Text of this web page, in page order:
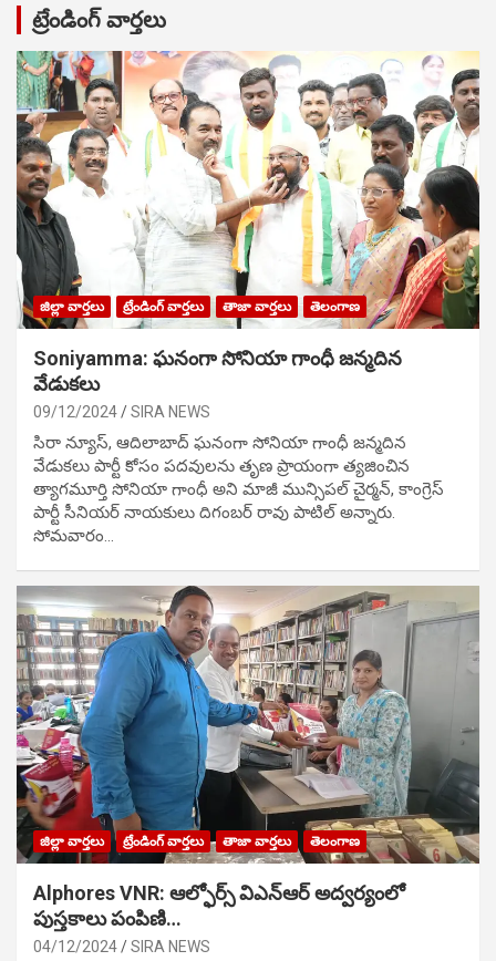
ట్రేండింగ్ వార్తలు
జిల్లా వార్తలు ట్రేండింగ్ వార్తలు తాజా వార్తలు తెలంగాణ
Soniyamma: ఘ‌నంగా సోనియా గాంధీ జ‌న్మ‌దిన
వేడుక‌లు
09/12/2024 SIRA NEWS
సిరా న్యూస్, ఆదిలాబాద్ ఘ‌నంగా సోనియా గాంధీ జ‌న్మ‌దిన
వేడుక‌లు పార్టీ కోసం ప‌ద‌వుల‌ను తృణ ప్రాయంగా త్య‌జించిన
త్యాగమూర్తి సోనియా గాంధీ అని మాజీ మున్సిప‌ల్ చైర్మ‌న్, కాంగ్రెస్
పార్టీ సీనియ‌ర్ నాయ‌కులు దిగంబ‌ర్ రావు పాటిల్ అన్నారు.
సోమవారం…
జిల్లా వార్తలు ట్రేండింగ్ వార్తలు తాజా వార్తలు తెలంగాణ
Alphores VNR: ఆల్ఫోర్స్ విఎన్ఆర్ అద్వర్యంలో
పుస్తకాలు పంపిణి…
04/12/2024 SIRA NEWS